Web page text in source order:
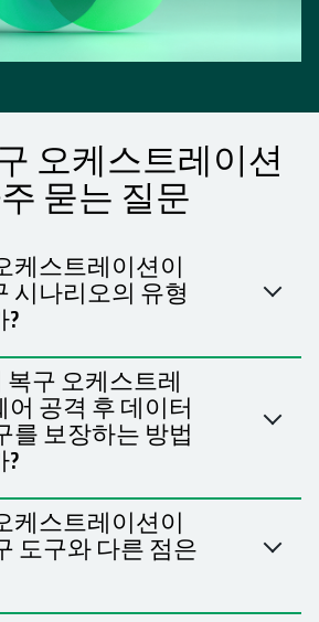
오케스트레이션
묻는 질문
케스트레이션이
시나리오의 유형
?
복구 오케스트레
공격 후 데이터
를 보장하는 방법
?
케스트레이션이
도구와 다른 점은